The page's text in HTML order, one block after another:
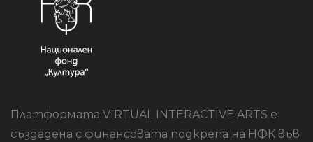
Платформата VIRTUAL INTERACTIVE ARTS е
създадена с финансовата подкрепа на НФК във